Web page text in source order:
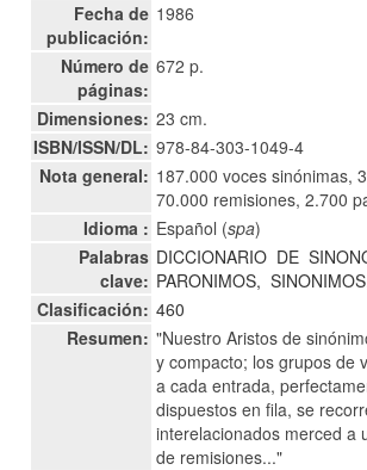
Fecha de
publicación:
1986
Número de
páginas:
672 p.
Dimensiones: 23 cm.
ISBN/ISSN/DL: 978-84-303-1049-4
Nota general: 187.000 voces sinónimas,
70.000 remisiones, 2.700
Idioma : Español (spa)
Palabras
clave:
DICCIONARIO DE
PARONIMOS,
Clasificación: 460
Resumen: "Nuestro Aristos de
y compacto; los grupos de
a cada entrada,
dispuestos en fila, se
interelacionados merced a
de remisiones..."